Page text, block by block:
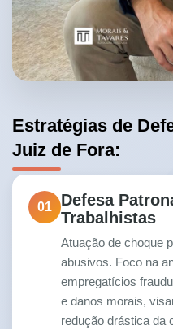
Estratégias de
Juiz de Fora:
01
Defesa
Trabalhistas
Atuação de choque
abusivos. Foco na
empregatícios
e danos morais,
redução drástica da